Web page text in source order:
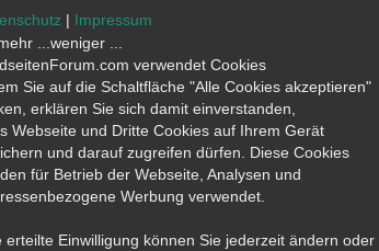
Aufrufe 279
mich
| Impressum
... weniger ...
verwendet Cookies
Sie auf die Schaltfläche "Alle Cookies akzeptieren"
erklären Sie sich damit einverstanden,
Webseite und Dritte Cookies auf Ihrem Gerät
und darauf zugreifen dürfen. Diese Cookies
für Betrieb der Webseite, Analysen und
Werbung verwendet.
erteilte Einwilligung können Sie jederzeit ändern oder